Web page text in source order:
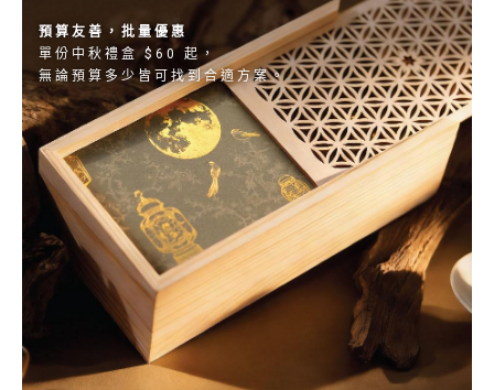
預算友善，批量優惠
單份中秋禮盒 $60 起，
無論預算多少皆可找到合適方案。